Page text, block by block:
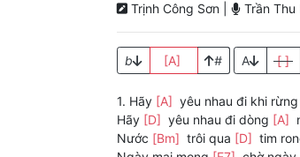
Trịnh Công Sơn | Trần Thu
b [A] # A [ ]
1. Hãy [A] yêu nhau đi khi
Hãy [D] yêu nhau đi dòng [A]
Nước [Bm] trôi qua [D] tim